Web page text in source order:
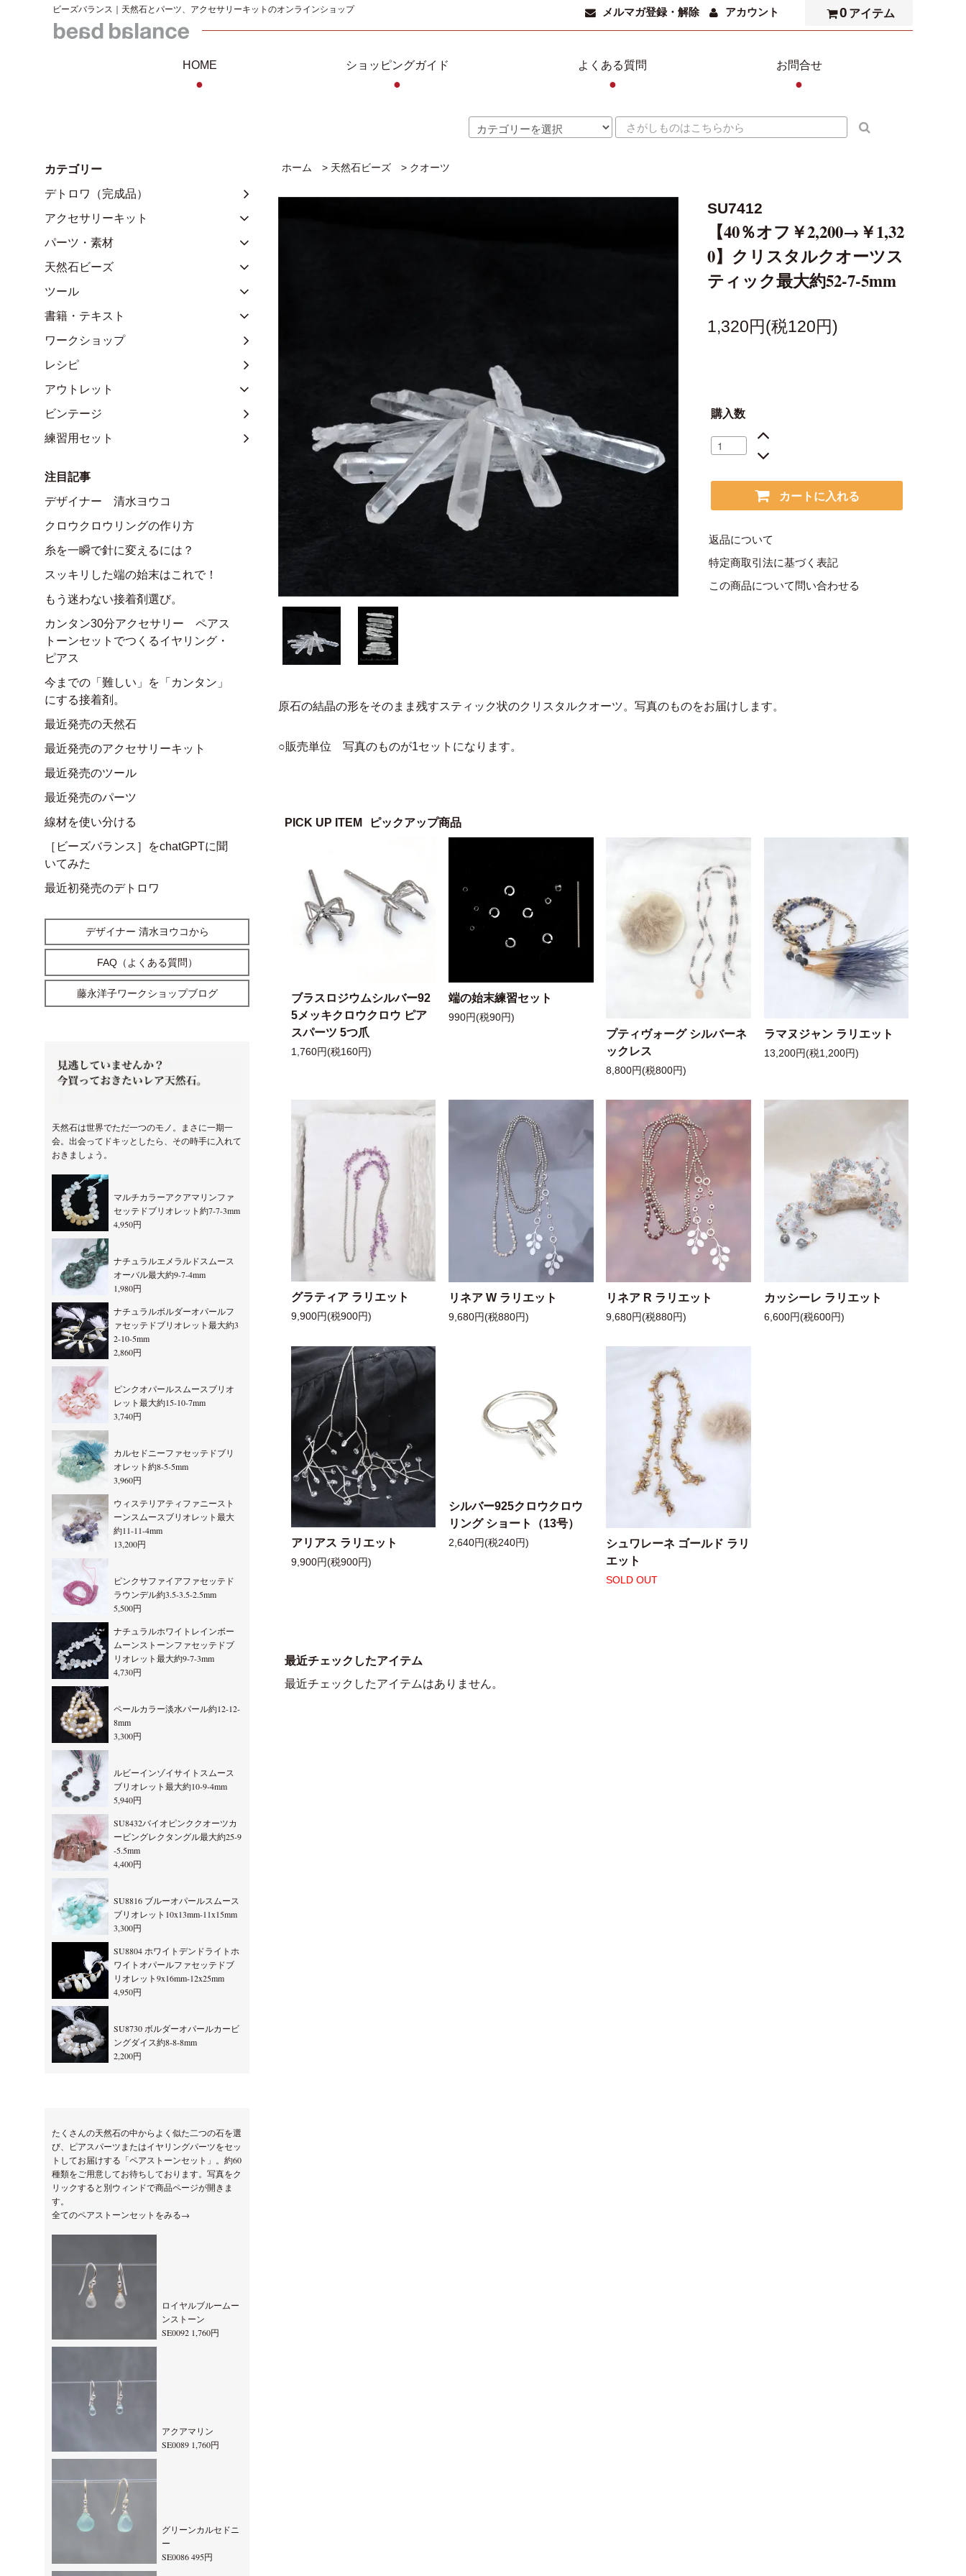
ビーズバランス｜天然石とパーツ、アクセサリーキットのオンラインショップ メルマガ登録・解除 アカウント 0 アイテム
HOME
●
ショッピングガイド
●
よくある質問
●
お問合せ
●
ホーム > 天然石ビーズ > クオーツ
SU7412
【40％オフ￥2,200→￥1,32
0】クリスタルクオーツス
ティック最大約52-7-5mm
1,320円(税120円)
購入数
カートに入れる
返品について
特定商取引法に基づく表記
この商品について問い合わせる
原石の結晶の形をそのまま残すスティック状のクリスタルクオーツ。写真のものをお届けします。
○販売単位 写真のものが1セットになります。
PICK UP ITEM ピックアップ商品
ブラスロジウムシルバー92
5メッキクロウクロウ ピア
スパーツ 5つ爪
1,760円(税160円)
端の始末練習セット
990円(税90円)
プティヴォーグ シルバーネ
ックレス
8,800円(税800円)
ラマヌジャン ラリエット
13,200円(税1,200円)
グラティア ラリエット
9,900円(税900円)
リネア W ラリエット
9,680円(税880円)
リネア R ラリエット
9,680円(税880円)
カッシーレ ラリエット
6,600円(税600円)
アリアス ラリエット
9,900円(税900円)
シルバー925クロウクロウ
リング ショート（13号）
2,640円(税240円)
シュワレーネ ゴールド ラリ
エット
SOLD OUT
最近チェックしたアイテム
最近チェックしたアイテムはありません。
カテゴリー
デトロワ（完成品）
アクセサリーキット
パーツ・素材
天然石ビーズ
ツール
書籍・テキスト
ワークショップ
レシピ
アウトレット
ビンテージ
練習用セット
注目記事
デザイナー 清水ヨウコ
クロウクロウリングの作り方
糸を一瞬で針に変えるには？
スッキリした端の始末はこれで！
もう迷わない接着剤選び。
カンタン30分アクセサリー ペアス
トーンセットでつくるイヤリング・
ピアス
今までの「難しい」を「カンタン」
にする接着剤。
最近発売の天然石
最近発売のアクセサリーキット
最近発売のツール
最近発売のパーツ
線材を使い分ける
［ビーズバランス］をchatGPTに聞
いてみた
最近初発売のデトロワ
デザイナー 清水ヨウコから
FAQ（よくある質問）
藤永洋子ワークショップブログ
天然石は世界でただ一つのモノ。まさに一期一
会。出会ってドキッとしたら、その時手に入れて
おきましょう。
マルチカラーアクアマリンファ
セッテドブリオレット約7-7-3mm
4,950円
ナチュラルエメラルドスムース
オーバル最大約9-7-4mm
1,980円
ナチュラルボルダーオパールフ
ァセッテドブリオレット最大約3
2-10-5mm
2,860円
ピンクオパールスムースブリオ
レット最大約15-10-7mm
3,740円
カルセドニーファセッテドブリ
オレット約8-5-5mm
3,960円
ウィステリアティファニースト
ーンスムースブリオレット最大
約11-11-4mm
13,200円
ピンクサファイアファセッテド
ラウンデル約3.5-3.5-2.5mm
5,500円
ナチュラルホワイトレインボー
ムーンストーンファセッテドブ
リオレット最大約9-7-3mm
4,730円
ペールカラー淡水パール約12-12-
8mm
3,300円
ルビーインゾイサイトスムース
ブリオレット最大約10-9-4mm
5,940円
SU8432バイオピンククオーツカ
ービングレクタングル最大約25-9
-5.5mm
4,400円
SU8816 ブルーオパールスムース
ブリオレット10x13mm-11x15mm
3,300円
SU8804 ホワイトデンドライトホ
ワイトオパールファセッテドブ
リオレット9x16mm-12x25mm
4,950円
SU8730 ボルダーオパールカービ
ングダイス約8-8-8mm
2,200円
たくさんの天然石の中からよく似た二つの石を選
び、ピアスパーツまたはイヤリングパーツをセッ
トしてお届けする「ペアストーンセット」。約60
種類をご用意してお待ちしております。写真をク
リックすると別ウィンドで商品ページが開きま
す。
全てのペアストーンセットをみる→
ロイヤルブルームー
ンストーン
SE0092 1,760円
アクアマリン
SE0089 1,760円
グリーンカルセドニ
ー
SE0086 495円